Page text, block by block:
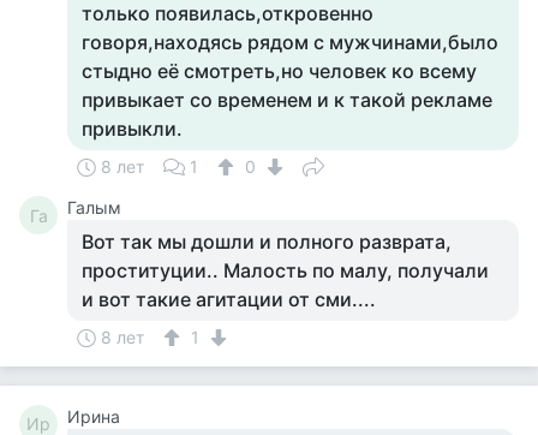
только появилась,откровенно
говоря,находясь рядом с мужчинами,было
стыдно её смотреть,но человек ко всему
привыкает со временем и к такой рекламе
привыкли.
8 лет 1 0
Га Галым
Вот так мы дошли и полного разврата,
проституции.. Малость по малу, получали
и вот такие агитации от сми....
8 лет 1
Ир Ирина